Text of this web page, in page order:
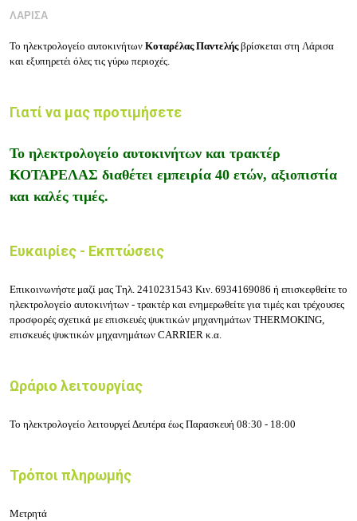
ΛΑΡΙΣΑ
Το ηλεκτρολογείο αυτοκινήτων Κοταρέλας Παντελήςβρίσκεται στη Λάρισα
και εξυπηρετέι όλες τις γύρω περιοχές.
Γιατί να μας προτιμήσετε
Το ηλεκτρολογείο αυτοκινήτων και τρακτέρ
ΚΟΤΑΡΕΛΑΣ διαθέτει εμπειρία 40 ετών, αξιοπιστία
και καλές τιμές.
Ευκαιρίες - Εκπτώσεις
Επικοινωνήστε μαζί μας Τηλ. 2410231543 Κιν. 6934169086 ή επισκεφθείτε το
ηλεκτρολογείο αυτοκινήτων - τρακτέρ και ενημερωθείτε για τιμές και τρέχουσες
προσφορές σχετικά με επισκευές ψυκτικών μηχανημάτων THERMOKING,
επισκευές ψυκτικών μηχανημάτων CARRIER κ.α.
Ωράριο λειτουργίας
Το ηλεκτρολογείο λειτουργεί Δευτέρα έως Παρασκευή 08:30 - 18:00
Τρόποι πληρωμής
Μετρητά